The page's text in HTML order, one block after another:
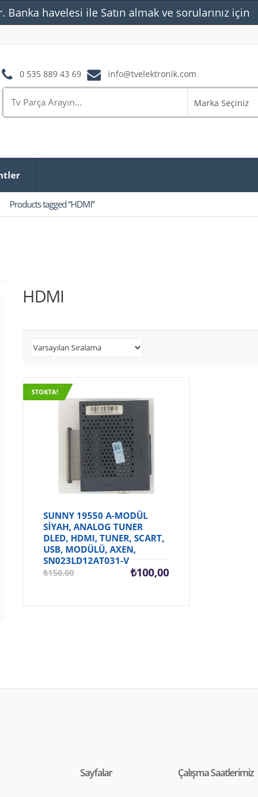
0 535 889 43 69 info@tvelektronik.com
Marka Seçiniz
Products tagged “HDMI”
HDMI
STOKTA!
SUNNY 19550 A-MODÜL
SİYAH, ANALOG TUNER
DLED, HDMI, TUNER, SCART,
USB, MODÜLÜ, AXEN,
SN023LD12AT031-V
₺150,00
Orijinal
₺100,00
Şu
Sayfalar Çalışma Saatlerimiz
Banka havelesi ile Satın almak ve sorularınız için